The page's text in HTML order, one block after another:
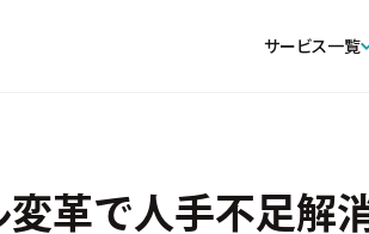
サービス一覧
革で人手不足解消